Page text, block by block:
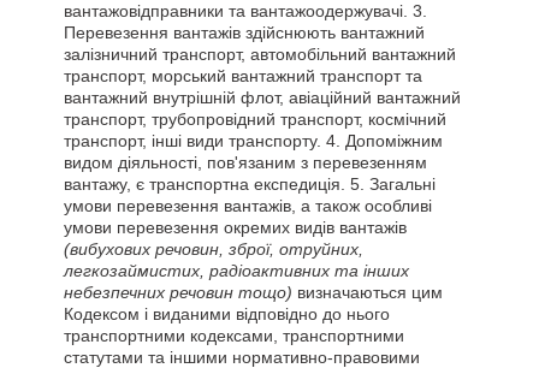
вантажовідправники та вантажоодержувачі. 3.
Перевезення вантажів здійснюють вантажний
залізничний транспорт, автомобільний вантажний
транспорт, морський вантажний транспорт та
вантажний внутрішній флот, авіаційний вантажний
транспорт, трубопровідний транспорт, космічний
транспорт, інші види транспорту. 4. Допоміжним
видом діяльності, пов'язаним з перевезенням
вантажу, є транспортна експедиція. 5. Загальні
умови перевезення вантажів, а також особливі
умови перевезення окремих видів вантажів
(вибухових речовин, зброї, отруйних,
легкозаймистих, радіоактивних та інших
небезпечних речовин тощо) визначаються цим
Кодексом і виданими відповідно до нього
транспортними кодексами, транспортними
статутами та іншими нормативно-правовими